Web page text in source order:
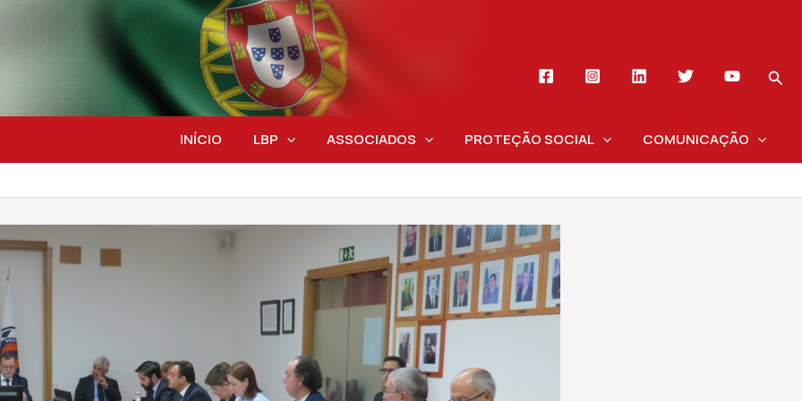
INÍCIO LBP ASSOCIADOS PROTEÇÃO SOCIAL COMUNICAÇÃO